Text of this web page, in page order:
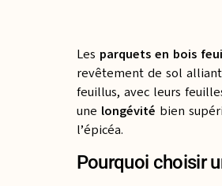
Les parquets en bois
revêtement de sol alliant
feuillus, avec leurs
une longévité bien
l’épicéa.
Pourquoi choisir